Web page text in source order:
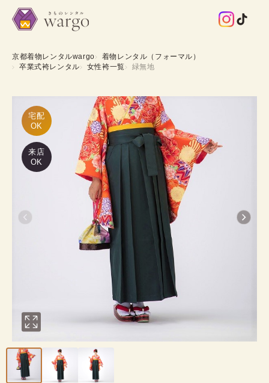
京都着物レンタルwargo
着物レンタル（フォーマル）
卒業式袴レンタル
女性袴一覧 緑無地
宅配
OK
来店
OK